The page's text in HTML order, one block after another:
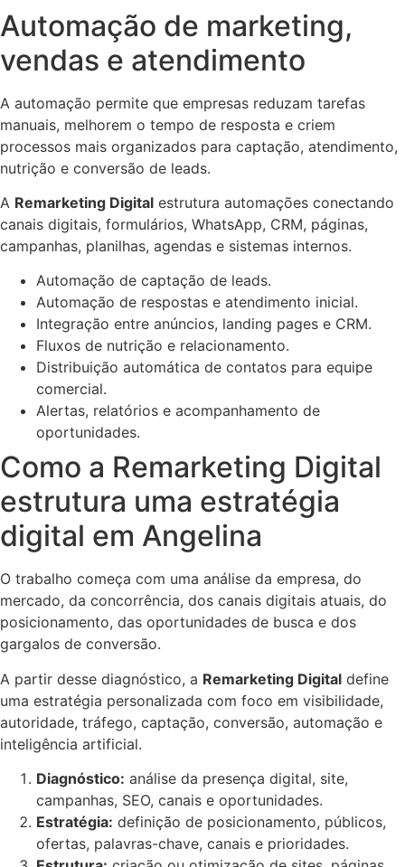
Automação de marketing,
vendas e atendimento
A automação permite que empresas reduzam tarefas
manuais, melhorem o tempo de resposta e criem
processos mais organizados para captação, atendimento,
nutrição e conversão de leads.
A Remarketing Digital estrutura automações conectando
canais digitais, formulários, WhatsApp, CRM, páginas,
campanhas, planilhas, agendas e sistemas internos.
Automação de captação de leads.
Automação de respostas e atendimento inicial.
Integração entre anúncios, landing pages e CRM.
Fluxos de nutrição e relacionamento.
Distribuição automática de contatos para equipe
comercial.
Alertas, relatórios e acompanhamento de
oportunidades.
Como a Remarketing Digital
estrutura uma estratégia
digital em Angelina
O trabalho começa com uma análise da empresa, do
mercado, da concorrência, dos canais digitais atuais, do
posicionamento, das oportunidades de busca e dos
gargalos de conversão.
A partir desse diagnóstico, a Remarketing Digital define
uma estratégia personalizada com foco em visibilidade,
autoridade, tráfego, captação, conversão, automação e
inteligência artificial.
Diagnóstico: análise da presença digital, site,
campanhas, SEO, canais e oportunidades.
Estratégia: definição de posicionamento, públicos,
ofertas, palavras-chave, canais e prioridades.